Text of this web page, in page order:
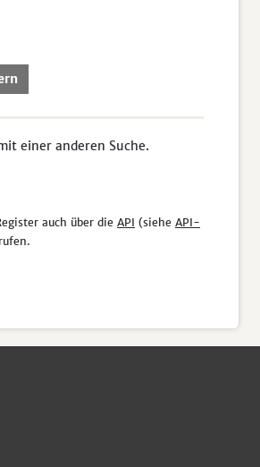
einer anderen Suche.
auch über die API (siehe API-